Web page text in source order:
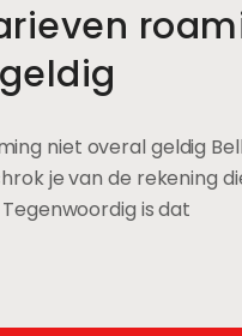
niet overal geldig
je van de rekening
is dat